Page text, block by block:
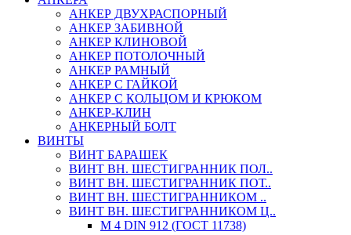
АНКЕР ДВУХРАСПОРНЫЙ
АНКЕР ЗАБИВНОЙ
АНКЕР КЛИНОВОЙ
АНКЕР ПОТОЛОЧНЫЙ
АНКЕР РАМНЫЙ
АНКЕР С ГАЙКОЙ
АНКЕР С КОЛЬЦОМ И КРЮКОМ
АНКЕР-КЛИН
АНКЕРНЫЙ БОЛТ
ВИНТЫ
ВИНТ БАРАШЕК
ВИНТ ВН. ШЕСТИГРАННИК ПОЛ..
ВИНТ ВН. ШЕСТИГРАННИК ПОТ..
ВИНТ ВН. ШЕСТИГРАННИКОМ ..
ВИНТ ВН. ШЕСТИГРАННИКОМ Ц..
М 4 DIN 912 (ГОСТ 11738)